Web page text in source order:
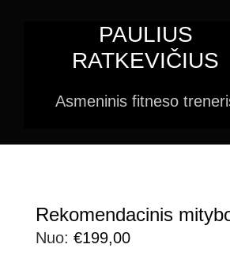
PAULIUS
RATKEVIČIUS
Asmeninis fitneso
Rekomendacinis
Nuo: €199,00